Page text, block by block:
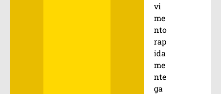
vi
me
nto
rap
ida
me
nte
ga